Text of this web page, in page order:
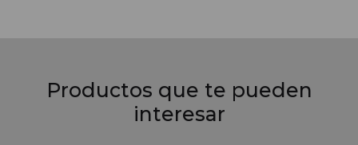
Productos que te pueden
interesar